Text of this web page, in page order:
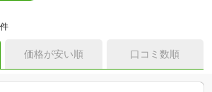
件
価格が安い順 口コミ数順